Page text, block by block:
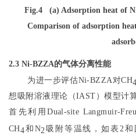
Fig.4 (a) Adsorption heat of
Comparison of adsorption
2.3 Ni-BZZA的气体分离性能
为进一步评估Ni-BZZA对CH4
想吸附溶液理论（IAST）模型计
首先利用Dual-site Langmuir-
CH4和N2吸附等温线，如表2 和